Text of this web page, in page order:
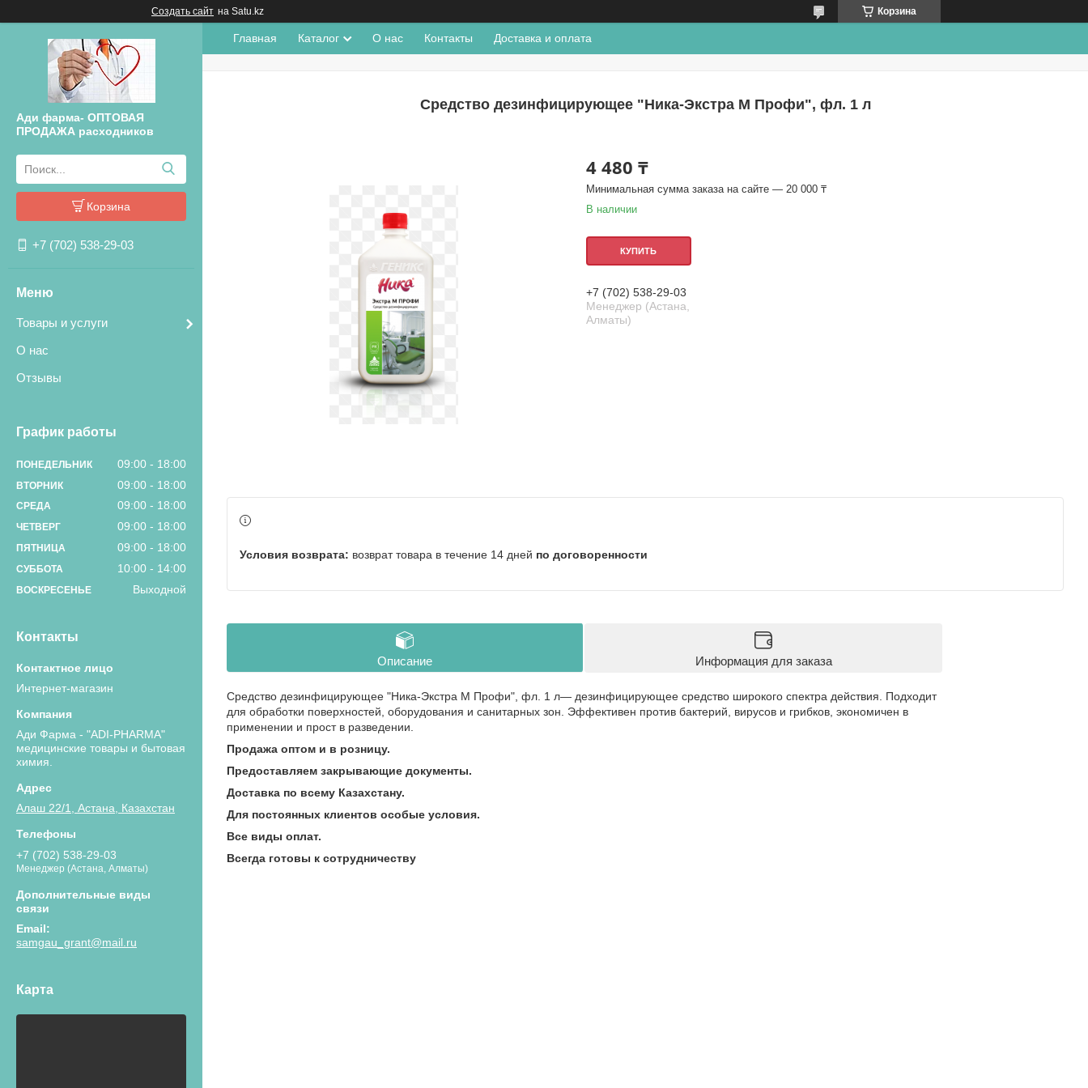
Создать сайт на Satu.kz Корзина
Ади фарма- ОПТОВАЯ
ПРОДАЖА расходников
Корзина
+7 (702) 538-29-03
Товары и услуги
О нас
Отзывы
График работы
ПОНЕДЕЛЬНИК 09:00 18:00
ВТОРНИК 09:00 18:00
СРЕДА 09:00 18:00
ЧЕТВЕРГ 09:00 18:00
ПЯТНИЦА 09:00 18:00
СУББОТА 10:00 14:00
ВОСКРЕСЕНЬЕ Выходной
Контакты
Интернет-магазин
Ади Фарма - "ADI-PHARMA"
медицинские товары и бытовая
химия.
Алаш 22/1, Астана, Казахстан
+7 (702) 538-29-03
Менеджер (Астана, Алматы)
samgau_grant@mail.ru
Карта
Главная Каталог О нас Контакты Доставка и оплата
Средство дезинфицирующее "Ника-Экстра М Профи", фл. 1 л
4 480 ₸
Минимальная сумма заказа на сайте — 20 000 ₸
В наличии
КУПИТЬ
+7 (702) 538-29-03
Менеджер (Астана,
Алматы)
возврат товара в течение 14 дней по договоренности
Описание Информация для заказа
Средство дезинфицирующее "Ника-Экстра М Профи", фл. 1 л— дезинфицирующее средство широкого спектра действия. Подходит
для обработки поверхностей, оборудования и санитарных зон. Эффективен против бактерий, вирусов и грибков, экономичен в
применении и прост в разведении.
Продажа оптом и в розницу.
Предоставляем закрывающие документы.
Доставка по всему Казахстану.
Для постоянных клиентов особые условия.
Все виды оплат.
Всегда готовы к сотрудничеству